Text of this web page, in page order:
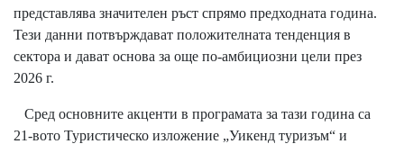
представлява значителен ръст спрямо предходната година.
Тези данни потвърждават положителната тенденция в
сектора и дават основа за още по-амбициозни цели през
2026 г.
Сред основните акценти в програмата за тази година са
21-вото Туристическо изложение „Уикенд туризъм“ и